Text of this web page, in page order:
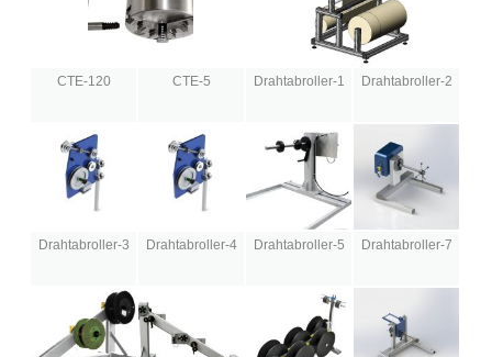
CTE-120 CTE-5 Drahtabroller-1 Drahtabroller-2
Drahtabroller-3 Drahtabroller-4 Drahtabroller-5 Drahtabroller-7